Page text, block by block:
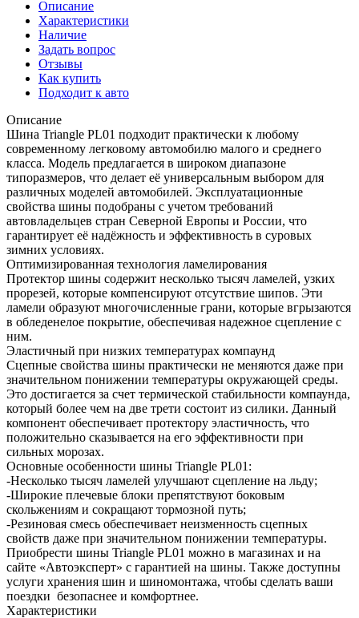
Описание
Характеристики
Наличие
Задать вопрос
Отзывы
Как купить
Подходит к авто
Описание
Шина Triangle PL01 подходит практически к любому
современному легковому автомобилю малого и среднего
класса. Модель предлагается в широком диапазоне
типоразмеров, что делает её универсальным выбором для
различных моделей автомобилей. Эксплуатационные
свойства шины подобраны с учетом требований
автовладельцев стран Северной Европы и России, что
гарантирует её надёжность и эффективность в суровых
зимних условиях.
Оптимизированная технология ламелирования
Протектор шины содержит несколько тысяч ламелей, узких
прорезей, которые компенсируют отсутствие шипов. Эти
ламели образуют многочисленные грани, которые вгрызаются
в обледенелое покрытие, обеспечивая надежное сцепление с
ним.
Эластичный при низких температурах компаунд
Сцепные свойства шины практически не меняются даже при
значительном понижении температуры окружающей среды.
Это достигается за счет термической стабильности компаунда,
который более чем на две трети состоит из силики. Данный
компонент обеспечивает протектору эластичность, что
положительно сказывается на его эффективности при
сильных морозах.
Основные особенности шины Triangle PL01:
-Несколько тысяч ламелей улучшают сцепление на льду;
-Широкие плечевые блоки препятствуют боковым
скольжениям и сокращают тормозной путь;
-Резиновая смесь обеспечивает неизменность сцепных
свойств даже при значительном понижении температуры.
Приобрести шины Triangle PL01 можно в магазинах и на
сайте «Автоэксперт» с гарантией на шины. Также доступны
услуги хранения шин и шиномонтажа, чтобы сделать ваши
поездки безопаснее и комфортнее.
Характеристики